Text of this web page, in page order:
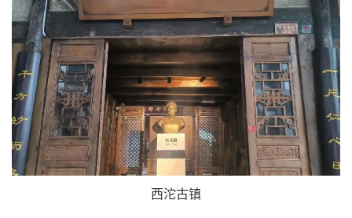
西沱古镇